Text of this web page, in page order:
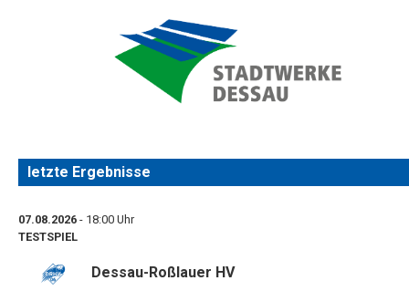
letzte Ergebnisse
07.08.2026 - 18:00 Uhr
TESTSPIEL
Dessau-Roßlauer HV